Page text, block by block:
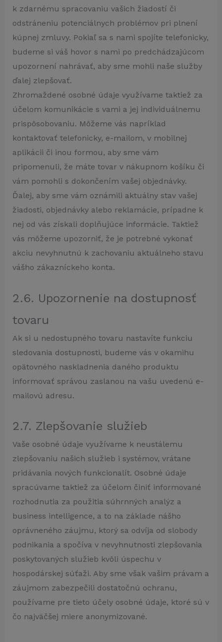
k zdarnému spracovaniu vašich žiadostí či
odstráneniu potenciálnych problémov pri plnení
kúpnej zmluvy. Pokiaľ sa s nami spojíte telefonicky,
budeme si váš hovor s nami po predchádzajúcom
upozornení nahrávať, aby sme mohli naše služby
ďalej zlepšovať.
Zhromaždené osobné údaje využívame taktiež za
účelom komunikácie s vami a jej individuálnemu
prispôsobovaniu. Môžeme vás napríklad
kontaktovať telefonicky, e-mailom, v mobilnej
aplikácii či inou formou, aby sme vám
pripomenuli, že máte tovar v nákupnom košíku či
vám pomohli s dokončením vašej objednávky.
Ďalej, aby sme vám oznámili aktuálny stav vašej
žiadosti, objednávky alebo reklamácie, prípadne k
nej od vás získali doplňujúce informácie. Taktiež
vás môžeme upozorniť, že je potrebné vykonať
akciu nevyhnutnú k zachovaniu aktuálneho stavu
vášho zákazníckeho konta.
2.6. Upozornenie na dostupnosť
tovaru
Ak si u nedostupného tovaru nastavíte funkciu
sledovania dostupnosti, budeme vás v okamihu
opätovného naskladnenia daného produktu
informovať správou zaslanou na vašu uvedenú e-
mailovú adresu.
2.7. Zlepšovanie služieb
Vaše osobné údaje využívame k neustálemu
zlepšovaniu našich služieb i systémov, vrátane
pridávania nových funkcionalít. Osobné údaje
spracúvame taktiež za účelom činiť informované
rozhodnutia za použitia súhrnných analýz a
business intelligence, a to na základe nášho
oprávneného záujmu, ktorý sa odvíja od slobody
podnikania a spočíva v nevyhnutnosti zlepšovania
poskytovaných služieb kvôli úspechu v
hospodárskej súťaži. Aby sme však vašim právam a
záujmom zabezpečili dostatočnú ochranu,
používame pre tieto účely osobné údaje, ktoré sú v
čo najväčšej miere anonymizované.